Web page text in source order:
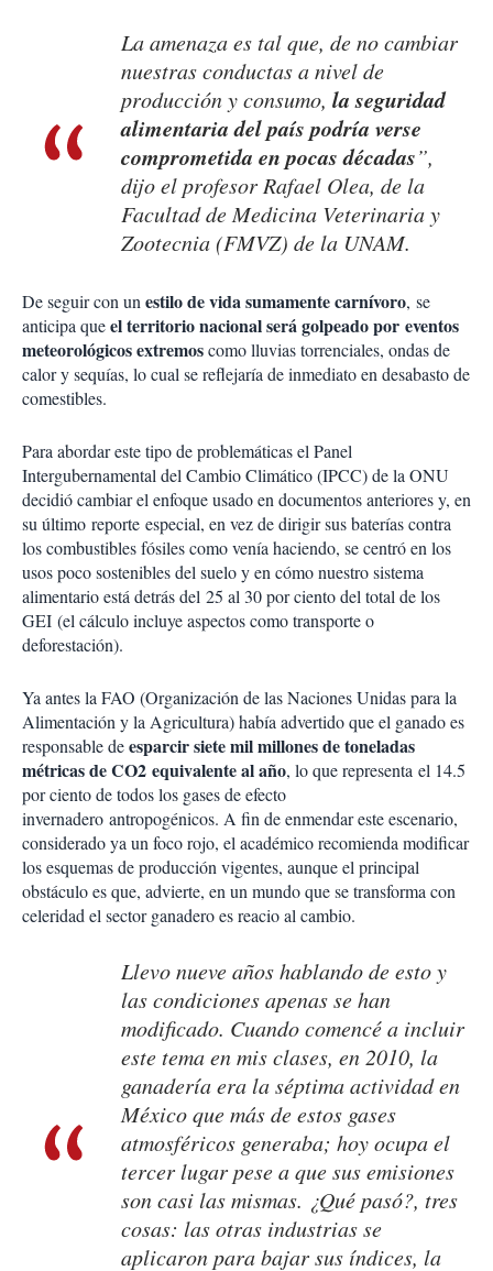
La amenaza es tal que, de no cambiar
nuestras conductas a nivel de
producción y consumo, la seguridad
alimentaria del país podría verse
comprometida en pocas décadas”,
dijo el profesor Rafael Olea, de la
Facultad de Medicina Veterinaria y
Zootecnia (FMVZ) de la UNAM.
De seguir con unestilo de vida sumamente carnívoro, se
anticipa queel territorio nacional será golpeado por eventos
meteorológicos extremoscomo lluvias torrenciales, ondas de
calor y sequías, lo cual se reflejaría de inmediato en desabasto de
comestibles.
Para abordar este tipo de problemáticas el Panel
Intergubernamental del Cambio Climático (IPCC) de la ONU
decidió cambiar el enfoque usado en documentos anteriores y, en
su último reporte especial, en vez de dirigir sus baterías contra
los combustibles fósiles como venía haciendo, se centró en los
usos poco sostenibles del suelo y en cómo nuestro sistema
alimentario está detrás del 25 al 30 por ciento del total de los
GEI (el cálculo incluye aspectos como transporte o
deforestación).
Ya antes la FAO (Organización de las Naciones Unidas para la
Alimentación y la Agricultura) había advertido que el ganado es
responsable deesparcir siete mil millones de toneladas
métricas de CO2 equivalente al año, lo que representa el 14.5
por ciento de todos los gases de efecto
invernadero antropogénicos. A fin de enmendar este escenario,
considerado ya un foco rojo, el académico recomienda modificar
los esquemas de producción vigentes, aunque el principal
obstáculo es que, advierte, en un mundo que se transforma con
celeridad el sector ganadero es reacio al cambio.
Llevo nueve años hablando de esto y
las condiciones apenas se han
modificado. Cuando comencé a incluir
este tema en mis clases, en 2010, la
ganadería era la séptima actividad en
México que más de estos gases
atmosféricos generaba; hoy ocupa el
tercer lugar pese a que sus emisiones
son casi las mismas. ¿Qué pasó?, tres
cosas: las otras industrias se
aplicaron para bajar sus índices, la